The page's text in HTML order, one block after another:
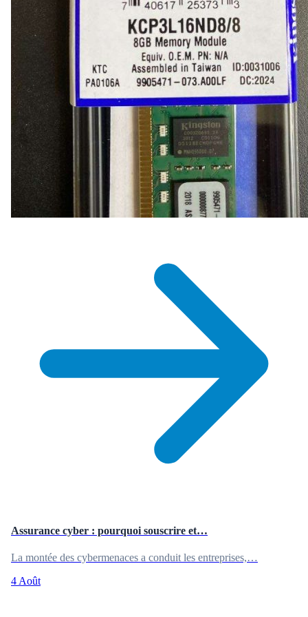
Assurance cyber : pourquoi souscrire et…
La montée des cybermenaces a conduit les entreprises,…
4 Août